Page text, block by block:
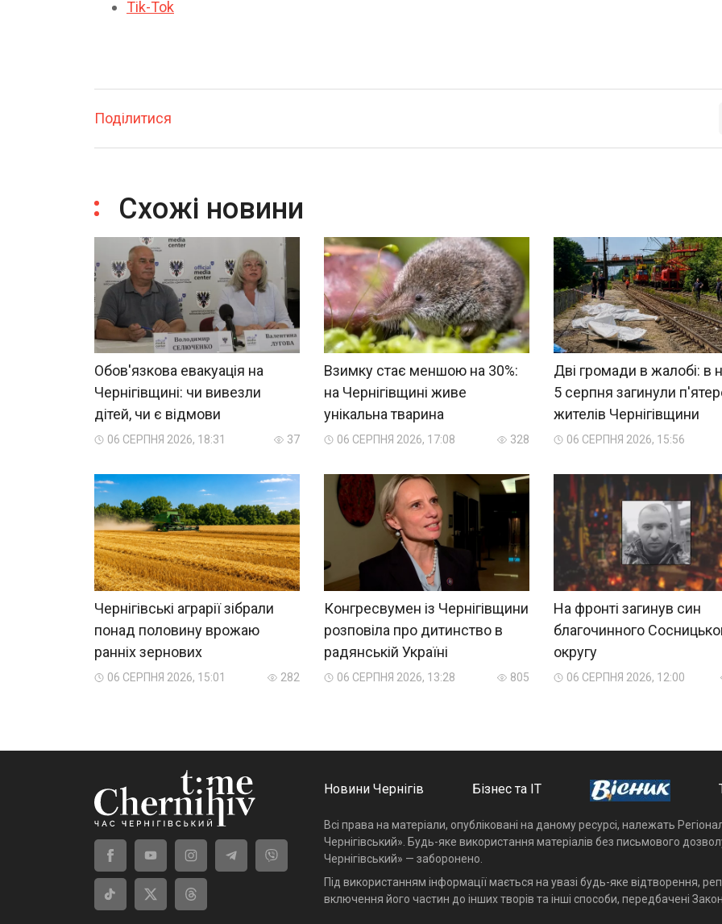
Tik-Tok
Поділитися
Схожі новини
Обов'язкова евакуація на
Чернігівщині: чи вивезли
дітей, чи є відмови
06 СЕРПНЯ 2026, 18:31 37
Взимку стає меншою на 30%:
на Чернігівщині живе
унікальна тварина
06 СЕРПНЯ 2026, 17:08 328
Дві громади в жалобі: в
5 серпня загинули
жителів Чернігівщини
06 СЕРПНЯ 2026, 15:56
Чернігівські аграрії зібрали
понад половину врожаю
ранніх зернових
06 СЕРПНЯ 2026, 15:01 282
Конгресвумен із Чернігівщини
розповіла про дитинство в
радянській Україні
06 СЕРПНЯ 2026, 13:28 805
На фронті загинув син
благочинного
округу
06 СЕРПНЯ 2026, 12:00
Новини Чернігів Бізнес та ІТ
Всі права на матеріали, опубліковані на даному ресурсі, належать
Чернігівський». Будь-яке використання матеріалів без письмового
Чернігівський» — заборонено.
Під використанням інформації мається на увазі будь-яке відтворення,
включення його частин до інших творів та інші способи, передбачені